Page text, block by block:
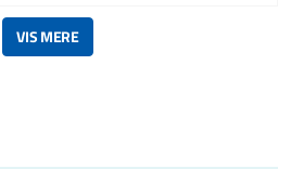
VIS MERE